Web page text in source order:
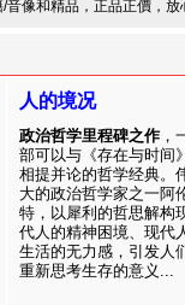
/音像和精品，正品正價，
人的境况
政治哲学里程碑之作 ，
部可以与《存在与时间
相提并论的哲学经典。
大的政治哲学家之一阿
特，以犀利的哲思解构
代人的精神困境、现代
生活的无力感，引发人
重新思考生存的意义...